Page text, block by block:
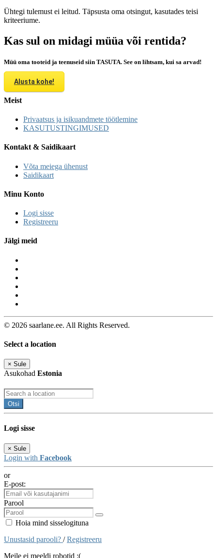
Ühtegi tulemust ei leitud. Täpsusta oma otsingut, kasutades teisi
kriteeriume.
Kas sul on midagi müüa või rentida?
Müü oma tooteid ja teenuseid siin TASUTA. See on lihtsam, kui sa arvad!
Alusta kohe!
Meist
Privaatsus ja isikuandmete töötlemine
KASUTUSTINGIMUSED
Kontakt & Saidikaart
Võta meiega ühenust
Saidikaart
Minu Konto
Logi sisse
Registreeru
Jälgi meid
© 2026 saarlane.ee. All Rights Reserved.
Select a location
× Sule
Asukohad Estonia
Otsi
Logi sisse
× Sule
Login with Facebook
or
E-post:
Parool
Hoia mind sisselogituna
Unustasid parooli? /Registreeru
Meile ei meeldi robotid :(